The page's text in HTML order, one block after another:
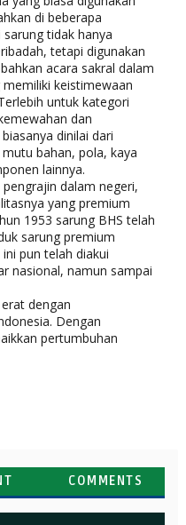
di beberapa
tidak hanya
tetapi digunakan
acara sakral dalam
keistimewaan
untuk kategori
dan
dinilai dari
bahan, pola, kaya
lainnya.
dalam negeri,
yang premium
1953 sarung BHS telah
sarung premium
pun telah diakui
nasional, namun sampai
dengan
Dengan
pertumbuhan
COMMENTS